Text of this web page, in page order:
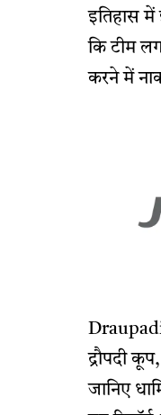
इतिहास
कि टीम
करने में
Draupadi
द्रौपदी
जानिए